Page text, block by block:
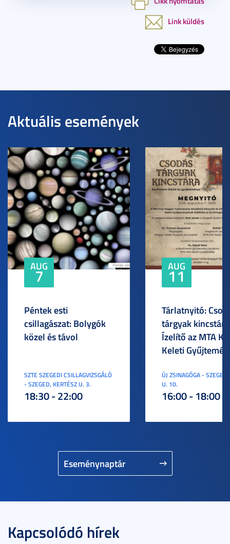
Link küldés
Aktuális események
Eseménynaptár
AUG
7
Péntek esti
csillagászat: Bolygók
közel és távol
SZTE SZEGEDI CSILLAGVIZSGÁLÓ
- SZEGED, KERTÉSZ U. 3.
18:30 - 22:00
AUG
11
Tárlatnyitó:
tárgyak
Ízelítő az MTA
Keleti
ÚJ ZSINAGÓGA -
U. 10.
16:00 - 18:00
Kapcsolódó hírek